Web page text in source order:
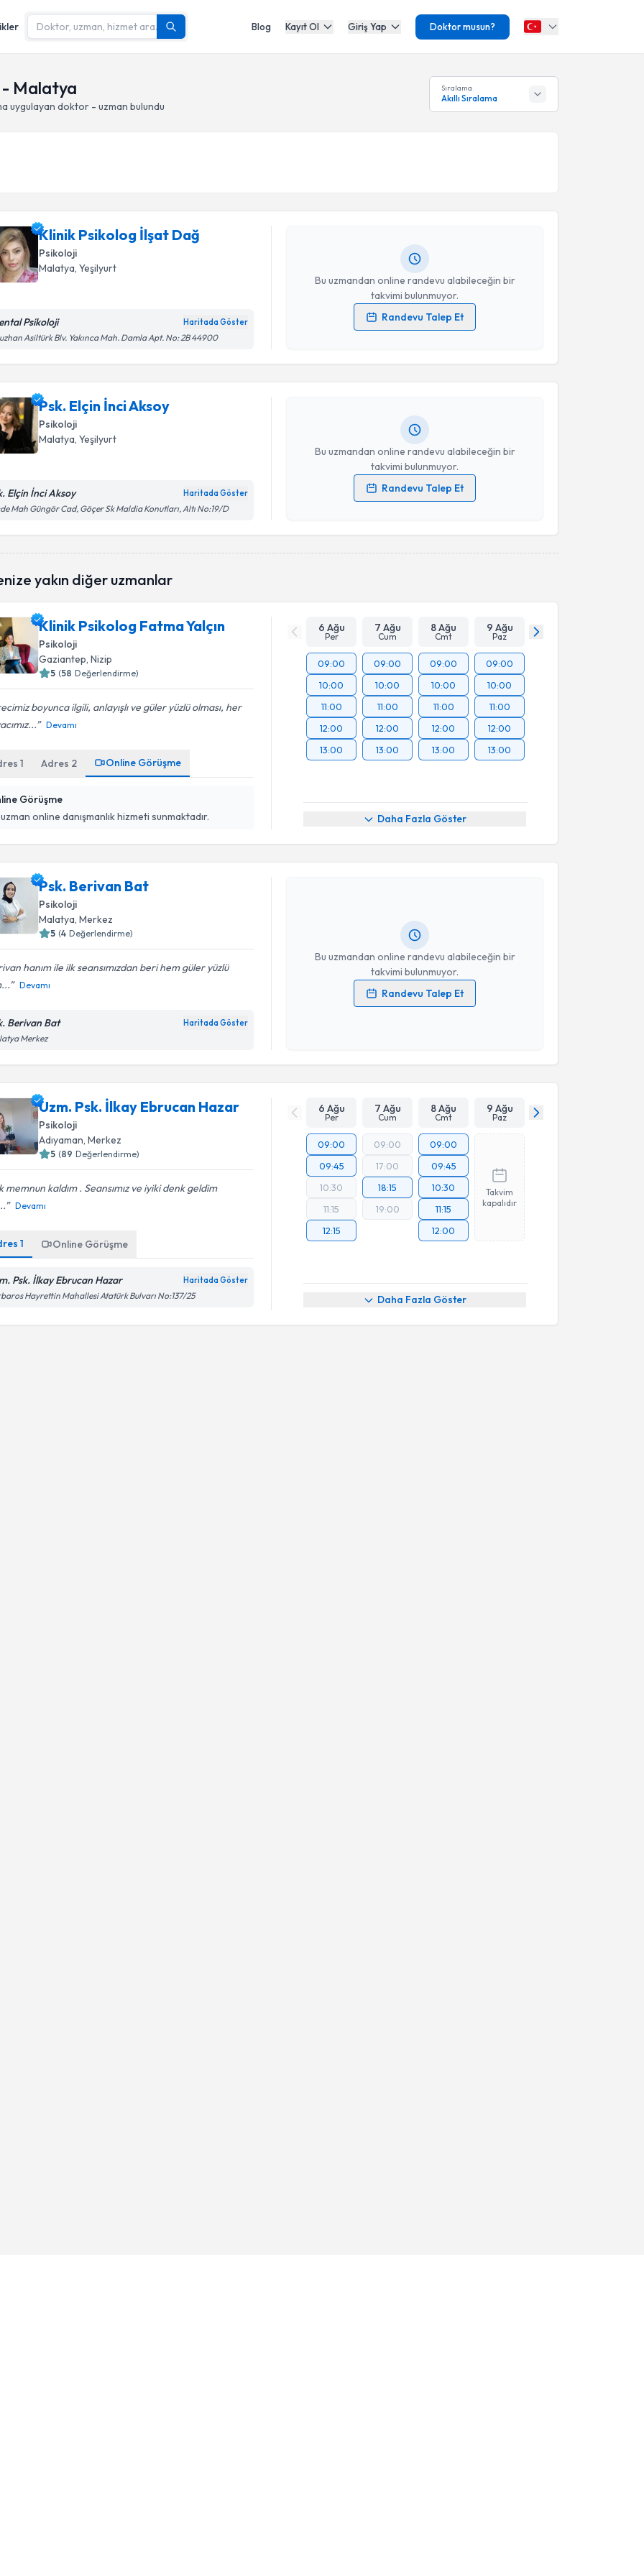
Blog Kayıt Ol Giriş Yap Doktor musun?
- Malatya
uygulayan doktor - uzman bulundu
Sıralama
Akıllı Sıralama
Klinik Psikolog İlşat Dağ
Psikoloji
Malatya, Yeşilyurt
Psikoloji Haritada Göster
Asiltürk Blv. Yakınca Mah. Damla Apt. No: 2B 44900
Bu uzmandan online randevu alabileceğin bir
takvimi bulunmuyor.
Randevu Talep Et
Kişisel verilerimin işlenmesine ilişkinAydınlatma Metni
işlenmesini kabul ediyorum.
Psk. Elçin İnci Aksoy
Psikoloji
Malatya, Yeşilyurt
Elçin İnci Aksoy Haritada Göster
Mah Güngör Cad, Göçer Sk Maldia Konutları, Altı No:19/D
Bu uzmandan online randevu alabileceğin bir
takvimi bulunmuyor.
Randevu Talep Et
Randevu Takvimi Talebi
Kişisel verilerimin işlenmesine ilişkinAydınlatma Metni
işlenmesini kabul ediyorum.
yakın diğer uzmanlar
Klinik Psikolog Fatma Yalçın
Psikoloji
Gaziantep, Nizip
5 (58 Değerlendirme)
boyunca ilgili, anlayışlı ve güler yüzlü olması, her
Devamı
1 Adres 2 Online Görüşme
Görüşme
online danışmanlık hizmeti sunmaktadır.
6 Ağu
Per
7 Ağu
Cum
8 Ağu
Cmt
9 Ağu
Paz
09:00
10:00
11:00
12:00
13:00
09:00
10:00
11:00
12:00
13:00
09:00
10:00
11:00
12:00
13:00
09:00
10:00
11:00
12:00
13:00
Daha Fazla Göster
Psk. Berivan Bat
Psikoloji
Malatya, Merkez
5 (4 Değerlendirme)
hanım ile ilk seansımızdan beri hem güler yüzlü
Devamı
Berivan Bat Haritada Göster
Merkez
Bu uzmandan online randevu alabileceğin bir
takvimi bulunmuyor.
Randevu Talep Et
Randevu Takvimi Talebi
Psk. Berivan Bat
Kişisel verilerimin işlenmesine ilişkinAydınlatma Metni
Takvim Talebini Gönder
Uzm. Psk. İlkay Ebrucan Hazar
Psikoloji
Adıyaman, Merkez
5 (89 Değerlendirme)
memnun kaldım . Seansımız ve iyiki denk geldim
Devamı
1 Online Görüşme
Psk. İlkay Ebrucan Hazar Haritada Göster
Hayrettin Mahallesi Atatürk Bulvarı No:137/25
6 Ağu
Per
7 Ağu
Cum
8 Ağu
Cmt
9 Ağu
Paz
09:00
09:45
10:30
11:15
12:15
09:00
17:00
18:15
19:00
09:00
09:45
10:30
11:15
12:00
Takvim
kapalıdır
Daha Fazla Göster